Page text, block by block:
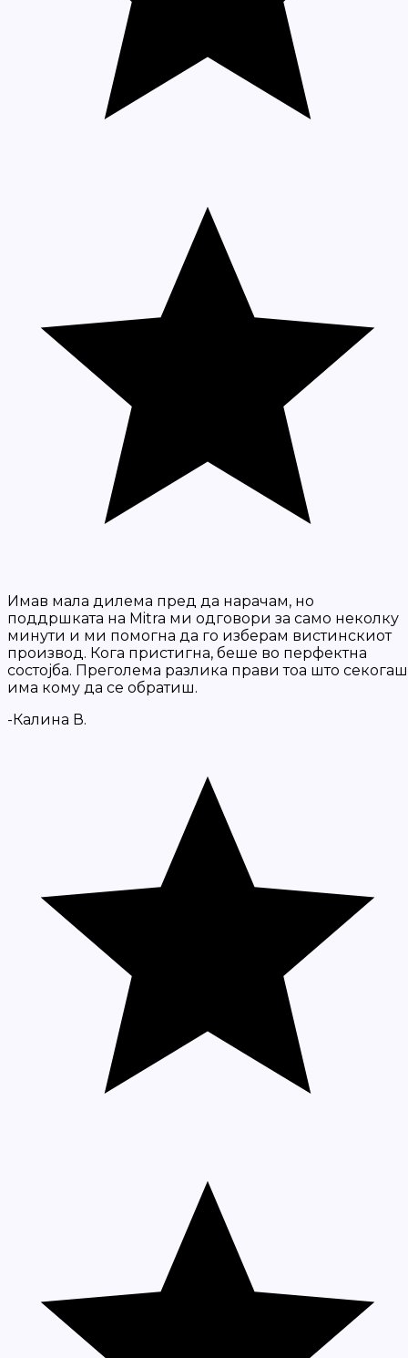
Имав мала дилема пред да нарачам, но
поддршката на Mitra ми одговори за само неколку
минути и ми помогна да го изберам вистинскиот
производ. Кога пристигна, беше во перфектна
состојба. Преголема разлика прави тоа што секогаш
има кому да се обратиш.
-Калина В.